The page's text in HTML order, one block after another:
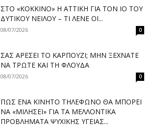
ΣΤΟ «ΚΌΚΚΙΝΟ» Η ΑΤΤΙΚΉ ΓΙΑ ΤΟΝ ΙΌ ΤΟΥ
ΔΥΤΙΚΟΎ ΝΕΊΛΟΥ – ΤΙ ΛΈΝΕ ΟΙ...
08/07/2026 0
ΣΑΣ ΑΡΈΣΕΙ ΤΟ ΚΑΡΠΟΎΖΙ; ΜΗΝ ΞΕΧΝΆΤΕ
ΝΑ ΤΡΏΤΕ ΚΑΙ ΤΗ ΦΛΟΎΔΑ
08/07/2026 0
ΠΏΣ ΈΝΑ ΚΙΝΗΤΌ ΤΗΛΈΦΩΝΟ ΘΑ ΜΠΟΡΕΊ
ΝΑ «ΜΙΛΉΣΕΙ» ΓΙΑ ΤΑ ΜΕΛΛΟΝΤΙΚΆ
ΠΡΟΒΛΉΜΑΤΑ ΨΥΧΙΚΉΣ ΥΓΕΊΑΣ...